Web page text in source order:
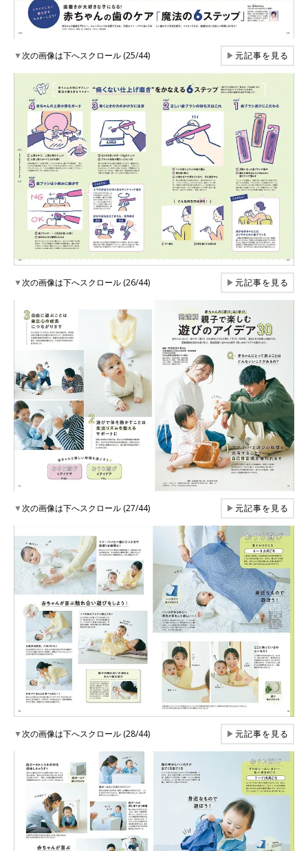
▼次の画像は下へスクロール (25/44) ▶元記事を見る
▼次の画像は下へスクロール (26/44) ▶元記事を見る
▼次の画像は下へスクロール (27/44) ▶元記事を見る
▼次の画像は下へスクロール (28/44) ▶元記事を見る